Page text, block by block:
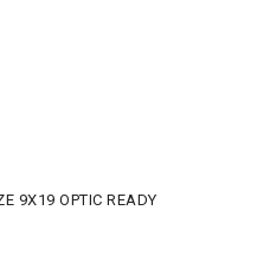
9X19 OPTIC READY